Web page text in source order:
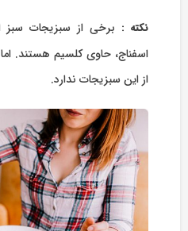
نکته : برخی از سبزیجات سبز
اسفناج، حاوی کلسیم هستند.
از این سبزیجات ندارد.